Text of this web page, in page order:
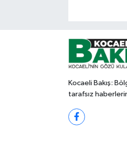
Kocaeli Bakış:
tarafsız